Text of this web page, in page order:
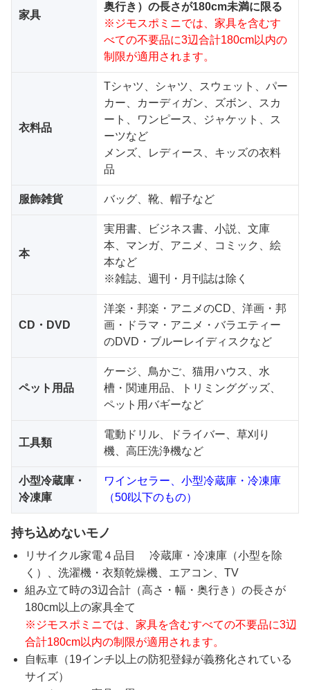
家具
奥行き）の長さが180cm未満に限る
※ジモスポミニでは、家具を含むす
べての不要品に3辺合計180cm以内の
制限が適用されます。
衣料品
Tシャツ、シャツ、スウェット、パー
カー、カーディガン、ズボン、スカ
ート、ワンピース、ジャケット、ス
ーツなど
メンズ、レディース、キッズの衣料
品
服飾雑貨 バッグ、靴、帽子など
本
実用書、ビジネス書、小説、文庫
本、マンガ、アニメ、コミック、絵
本など
※雑誌、週刊・月刊誌は除く
CD・DVD
洋楽・邦楽・アニメのCD、洋画・邦
画・ドラマ・アニメ・バラエティー
のDVD・ブルーレイディスクなど
ペット用品
ケージ、鳥かご、猫用ハウス、水
槽・関連用品、トリミンググッズ、
ペット用バギーなど
工具類
電動ドリル、ドライバー、草刈り
機、高圧洗浄機など
小型冷蔵庫・
冷凍庫
ワインセラー、小型冷蔵庫・冷凍庫
（50ℓ以下のもの）
持ち込めないモノ
リサイクル家電４品目 冷蔵庫・冷凍庫（小型を除
く）、洗濯機・衣類乾燥機、エアコン、TV
組み立て時の3辺合計（高さ・幅・奥行き）の長さが
180cm以上の家具全て
※ジモスポミニでは、家具を含むすべての不要品に3辺
合計180cm以内の制限が適用されます。
自転車（19インチ以上の防犯登録が義務化されている
サイズ）